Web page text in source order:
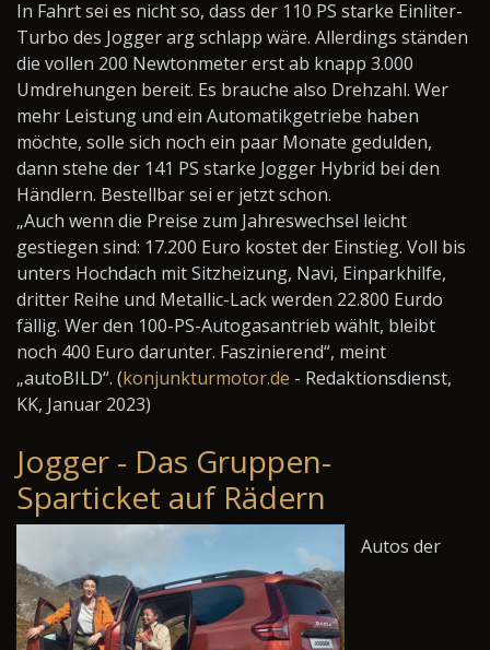
In Fahrt sei es nicht so, dass der 110 PS starke Einliter-
Turbo des Jogger arg schlapp wäre. Allerdings ständen
die vollen 200 Newtonmeter erst ab knapp 3.000
Umdrehungen bereit. Es brauche also Drehzahl. Wer
mehr Leistung und ein Automatikgetriebe haben
möchte, solle sich noch ein paar Monate gedulden,
dann stehe der 141 PS starke Jogger Hybrid bei den
Händlern. Bestellbar sei er jetzt schon.
„Auch wenn die Preise zum Jahreswechsel leicht
gestiegen sind: 17.200 Euro kostet der Einstieg. Voll bis
unters Hochdach mit Sitzheizung, Navi, Einparkhilfe,
dritter Reihe und Metallic-Lack werden 22.800 Eurdo
fällig. Wer den 100-PS-Autogasantrieb wählt, bleibt
noch 400 Euro darunter. Faszinierend“, meint
„autoBILD“. (konjunkturmotor.de - Redaktionsdienst,
KK, Januar 2023)
Jogger - Das Gruppen-
Sparticket auf Rädern
Autos der